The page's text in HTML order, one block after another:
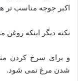
اکبر جوجه مناسب تر
نکته دیگر اینکه
و برای سرخ کردن
شدن مرغ نمی شود.